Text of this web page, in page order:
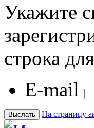
Укажите
строка
E-mail
На страницу